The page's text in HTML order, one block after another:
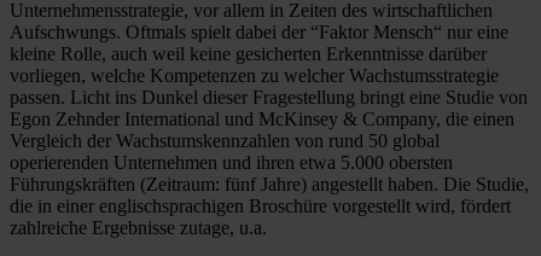
Unternehmensstrategie, vor allem in Zeiten des wirtschaftlichen
Aufschwungs. Oftmals spielt dabei der “Faktor Mensch“ nur eine
kleine Rolle, auch weil keine gesicherten Erkenntnisse darüber
vorliegen, welche Kompetenzen zu welcher Wachstumsstrategie
passen. Licht ins Dunkel dieser Fragestellung bringt eine Studie von
Egon Zehnder International und McKinsey & Company, die einen
Vergleich der Wachstumskennzahlen von rund 50 global
operierenden Unternehmen und ihren etwa 5.000 obersten
Führungskräften (Zeitraum: fünf Jahre) angestellt haben. Die Studie,
die in einer englischsprachigen Broschüre vorgestellt wird, fördert
zahlreiche Ergebnisse zutage, u.a.